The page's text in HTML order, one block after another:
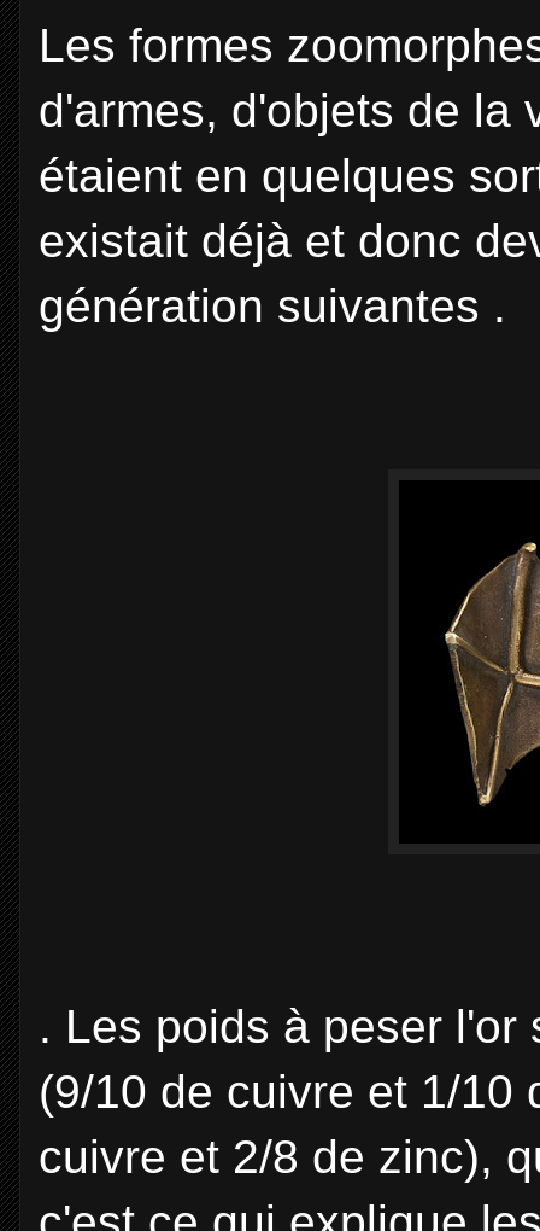
Les formes
d'armes, d'objets de la
étaient en quelques
existait déjà et donc
génération suivantes .
. Les poids à peser
(9/10 de cuivre et 1/10
cuivre et 2/8 de zinc),